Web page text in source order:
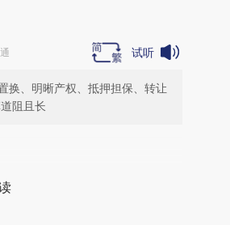
试听
换、明晰产权、抵押担保、转让
阻且长
场。推荐点击链接阅读原